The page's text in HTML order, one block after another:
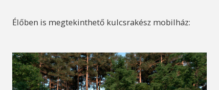
Élőben is megtekinthető kulcsrakész mobilház: